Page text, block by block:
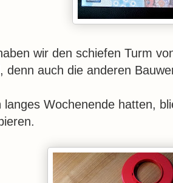
wir den schiefen Turm
denn auch die anderen
langes Wochenende hatten,